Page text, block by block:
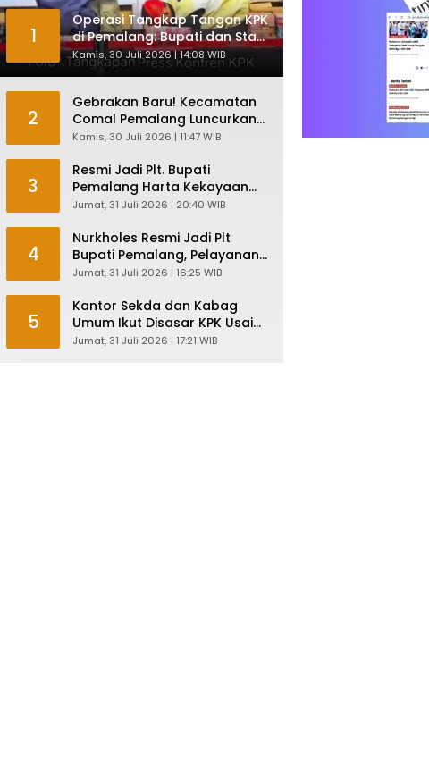
1
Operasi Tangkap Tangan KPK
di Pemalang: Bupati dan Staf
Komisi Antirasuah Ditetapkan
Tersangka
Kamis, 30 Juli 2026 | 14:08 WIB
2
Gebrakan Baru! Kecamatan
Comal Pemalang Luncurkan
“Sidata Comal” Demi Layanan
Kamis, 30 Juli 2026 | 11:47 WIB
3
Resmi Jadi Plt. Bupati
Pemalang Harta Kekayaan
Nurkholes Sentuh Rp 12 Miliar
Jumat, 31 Juli 2026 | 20:40 WIB
4
Nurkholes Resmi Jadi Plt
Bupati Pemalang, Pelayanan
Publik Dijamin Tetap Lancar
Jumat, 31 Juli 2026 | 16:25 WIB
5
Kantor Sekda dan Kabag
Umum Ikut Disasar KPK Usai
Geledah Kantor Bupati
Jumat, 31 Juli 2026 | 17:21 WIB